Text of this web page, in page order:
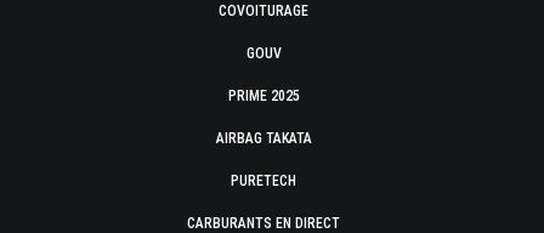
COVOITURAGE
GOUV
PRIME 2025
AIRBAG TAKATA
PURETECH
CARBURANTS EN DIRECT